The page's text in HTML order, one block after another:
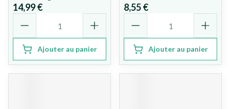
14,99 €
Ajouter au panier
8,55 €
Ajouter au panier